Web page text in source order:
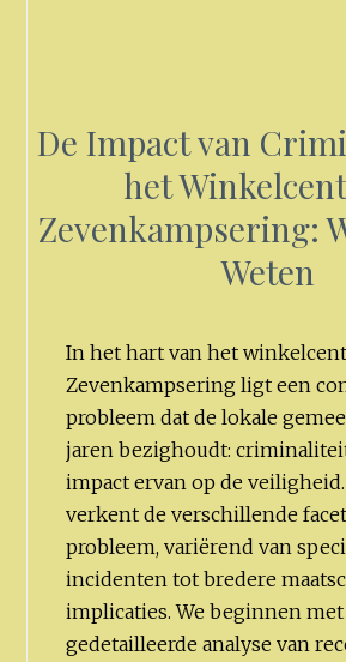
De Impact van
het
Zevenkampsering:
Weten
In het hart van het
Zevenkampsering ligt een
probleem dat de lokale
jaren bezighoudt:
impact ervan op de
verkent de verschillende
probleem, variërend van
incidenten tot bredere
implicaties. We beginnen met
gedetailleerde analyse van